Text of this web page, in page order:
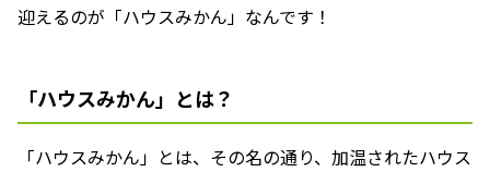
迎えるのが「ハウスみかん」なんです！
「ハウスみかん」とは？
「ハウスみかん」とは、その名の通り、加温されたハウス